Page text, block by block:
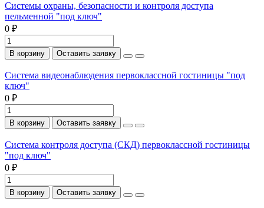
Системы охраны, безопасности и контроля доступа
пельменной "под ключ"
0 ₽
В корзину Оставить заявку
Система видеонаблюдения первоклассной гостиницы "под
ключ"
0 ₽
В корзину Оставить заявку
Система контроля доступа (СКД) первоклассной гостиницы
"под ключ"
0 ₽
В корзину Оставить заявку